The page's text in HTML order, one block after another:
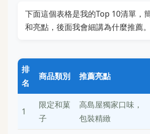
下面這個表格是我的Top 10清單，
和亮點，後面我會細講為什麼推薦。
排
名
商品類別 推薦亮點
1
限定和菓
子
高島屋獨家口味，
包裝精緻